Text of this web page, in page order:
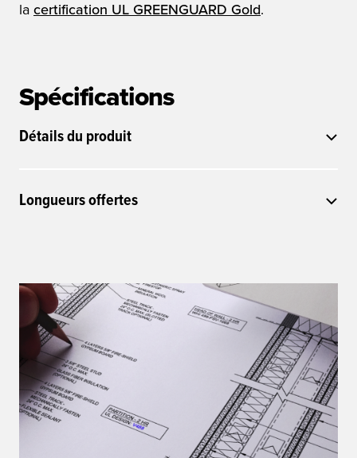
la certification UL GREENGUARD Gold.
Spécifications
Détails du produit
Longueurs offertes